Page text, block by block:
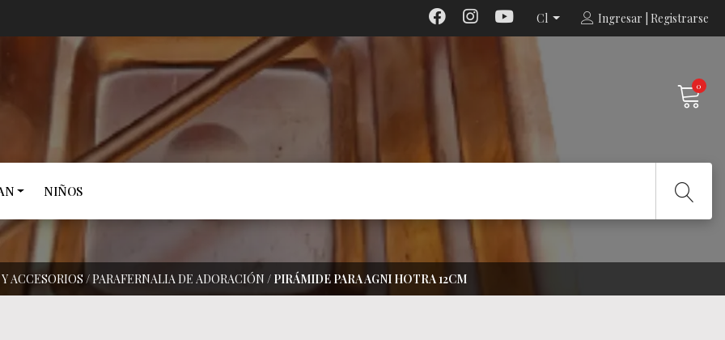
Cl Ingresar | Registrarse
0
NIÑOS
ACCESORIOS /PARAFERNALIA DE ADORACIÓN / PIRÁMIDE PARA AGNI HOTRA 12CM